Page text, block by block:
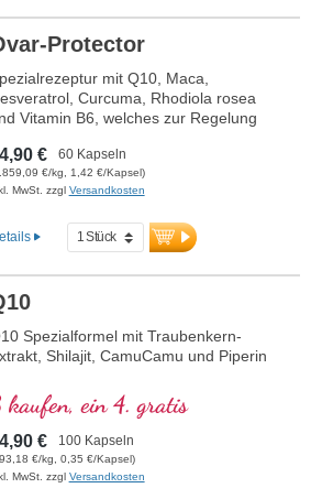
über 20 Jahre Erfahrung garantieren
Qualität. Von Ärzten entwickelt.
mehr Informationen zu
forte PRO
Protector
mit Q10, Maca,
Curcuma, Rhodiola rosea
Vitamin B6, welches zur Regelung
€ 60 Kapseln
€/kg, 1,42 €/Kapsel)
MwSt. zzgl Versandkosten
Spezialformel mit Traubenkern-
Shilajit, CamuCamu und Piperin
kaufen, ein 4. gratis
€ 100 Kapseln
€/kg, 0,35 €/Kapsel)
MwSt. zzgl Versandkosten